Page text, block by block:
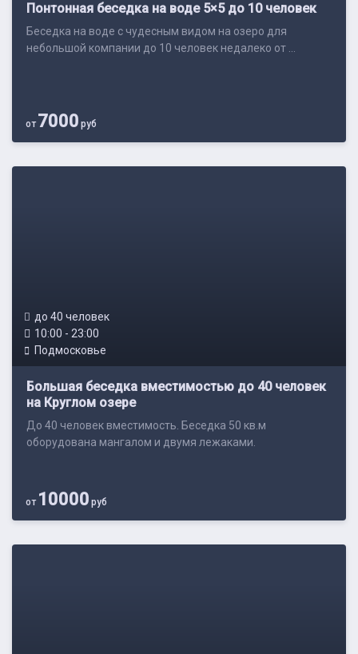
Понтонная беседка на воде 5×5 до 10 человек
Беседка на воде с чудесным видом на озеро для
небольшой компании до 10 человек недалеко от ...
от7000 руб
до 40 человек
10:00 - 23:00
Подмосковье
Большая беседка вместимостью до 40 человек
на Круглом озере
До 40 человек вместимость. Беседка 50 кв.м
оборудована мангалом и двумя лежаками.
от 10000 руб